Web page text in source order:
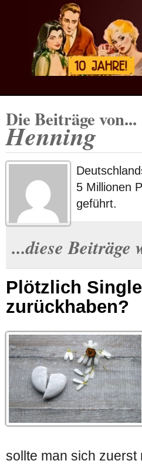
Die Beiträge von...
Henning
5 Millionen
geführt.
...diese Beiträge
Plötzlich
zurückhaben?
sollte man sich